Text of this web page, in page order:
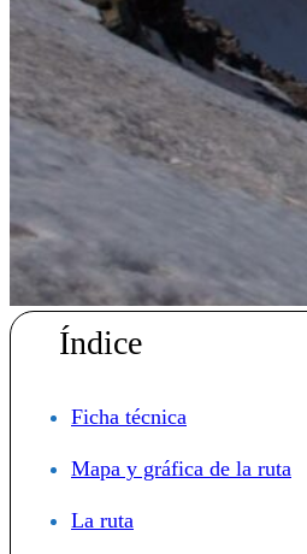
Índice
Ficha técnica
Mapa y gráfica de la ruta
La ruta